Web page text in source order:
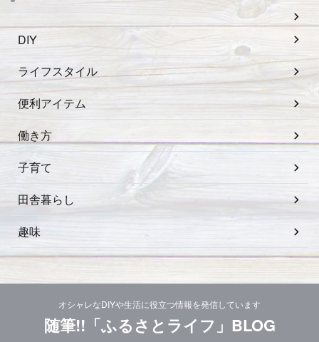
DIY
ライフスタイル
便利アイテム
働き方
子育て
田舎暮らし
趣味
オシャレなDIYや生活に役立つ情報を発信しています
随筆!!「ふるさとライフ」BLOG